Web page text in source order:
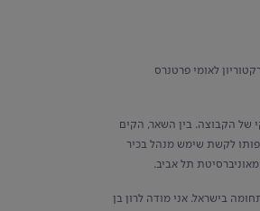
לאומי פרטנרס
של הקבוצה. בין השאר, הקים
לקשת שימש מנהל בכיר
בישראל. אני מודה לרון בן